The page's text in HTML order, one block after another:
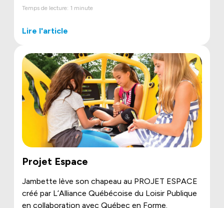
Temps de lecture: 1 minute
Lire l'article
Projet Espace
Jambette lève son chapeau au PROJET ESPACE
créé par L’Alliance Québécoise du Loisir Publique
en collaboration avec Québec en Forme.